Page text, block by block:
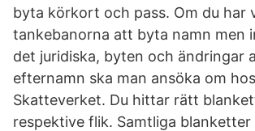
byta körkort och pass. Om du har
tankebanorna att byta namn men
det juridiska, byten och ändringar
efternamn ska man ansöka om hos
Skatteverket. Du hittar rätt
respektive flik. Samtliga